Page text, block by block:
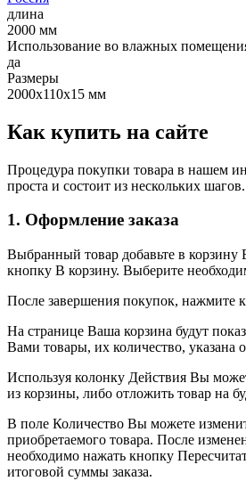
длина
2000 мм
Использование во влажных
да
Размеры
2000х110х15 мм
Как купить на сайте
Процедура покупки товара в нашем
проста и состоит из нескольких шагов.
1. Оформление заказа
Выбранный товар добавьте в
кнопку В корзину. Выберите
После завершения покупок, нажмите
На странице Ваша корзина будут
Вами товары, их количество, указана
Используя колонку Действия Вы
из корзины, либо отложить товар на
В поле Количество Вы можете
приобретаемого товара. После
необходимо нажать кнопку
итоговой суммы заказа.